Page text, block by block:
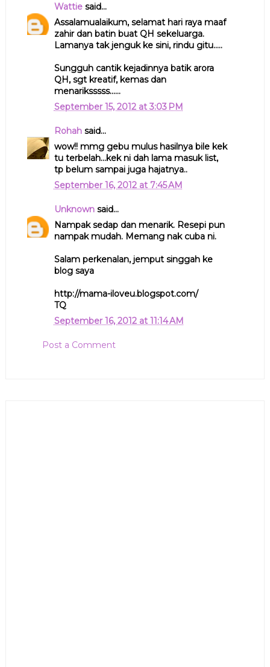
Wattiesaid...
Assalamualaikum, selamat hari raya maaf
zahir dan batin buat QH sekeluarga.
Lamanya tak jenguk ke sini, rindu gitu.....
Sungguh cantik kejadinnya batik arora
QH, sgt kreatif, kemas dan
menariksssss......
September 15, 2012 at 3:03 PM
Rohahsaid...
wow!! mmg gebu mulus hasilnya bile kek
tu terbelah...kek ni dah lama masuk list,
tp belum sampai juga hajatnya..
September 16, 2012 at 7:45 AM
Unknownsaid...
Nampak sedap dan menarik. Resepi pun
nampak mudah. Memang nak cuba ni.
Salam perkenalan, jemput singgah ke
blog saya
http://mama-iloveu.blogspot.com/
TQ
September 16, 2012 at 11:14 AM
Post a Comment